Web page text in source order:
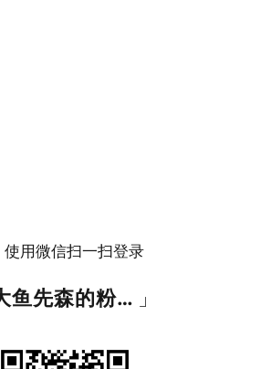
使用微信扫一扫登录
大鱼先森的粉丝福利资源站 」